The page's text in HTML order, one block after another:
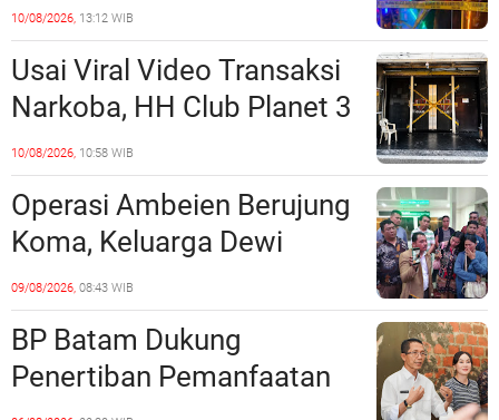
dan Manajeman Terlibat
Peredaran Narkoba?
10/08/2026, 13:12 WIB
Usai Viral Video Transaksi
Narkoba, HH Club Planet 3
Dikabarkan Digerebek
Dittipidnarkoba Bareskrim
Polri?
10/08/2026, 10:58 WIB
Operasi Ambeien Berujung
Koma, Keluarga Dewi
Sartika Polisikan RS Awal
Bros Botania
09/08/2026, 08:43 WIB
BP Batam Dukung
Penertiban Pemanfaatan